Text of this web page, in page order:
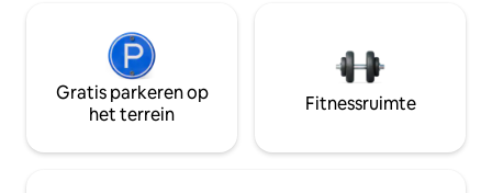
Gratis parkeren op
het terrein
Fitnessruimte